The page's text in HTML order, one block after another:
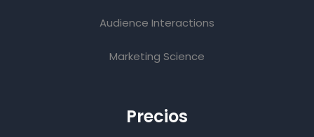
Audience Interactions
Marketing Science
Precios